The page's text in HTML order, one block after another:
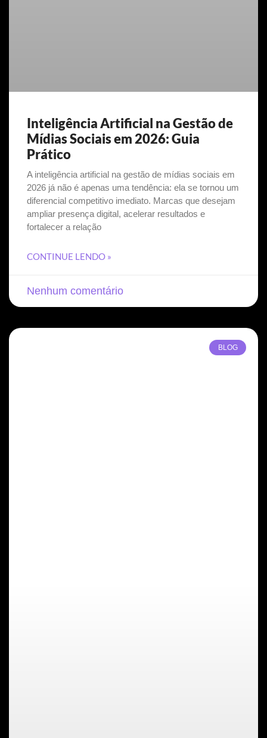
Inteligência Artificial na Gestão de
Mídias Sociais em 2026: Guia
Prático
A inteligência artificial na gestão de mídias sociais em
2026 já não é apenas uma tendência: ela se tornou um
diferencial competitivo imediato. Marcas que desejam
ampliar presença digital, acelerar resultados e
fortalecer a relação
CONTINUE LENDO »
Nenhum comentário
BLOG